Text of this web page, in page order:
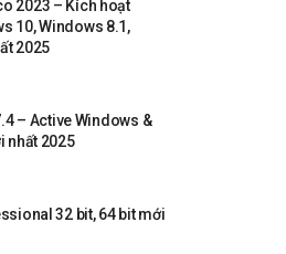
2023 – Kích hoạt
10, Windows 8.1,
2025
– Active Windows &
nhất 2025
32 bit, 64 bit mới